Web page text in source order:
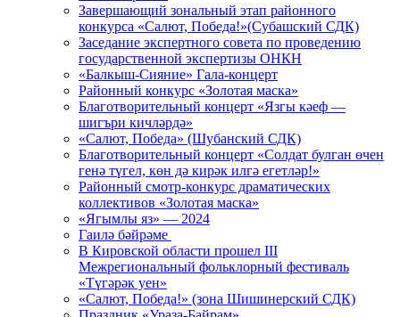
Завершающий зональный этап районного
конкурса «Салют, Победа!»(Субашский СДК)
Заседание экспертного совета по проведению
государственной экспертизы ОНКН
«Балкыш-Сияние» Гала-концерт
Районный конкурс «Золотая маска»
Благотворительный концерт «Язгы кәеф —
шигъри кичләрдә»
«Салют, Победа» (Шубанский СДК)
Благотворительный концерт «Солдат булган өчен
генә түгел, көн дә кирәк илгә егетләр!»
Районный смотр-конкурс драматических
коллективов «Золотая маска»
«Ягымлы яз» — 2024
Гаилә бәйрәме
В Кировской области прошел III
Межрегиональный фольклорный фестиваль
«Түгәрәк уен»
«Салют, Победа!» (зона Шишинерский СДК)